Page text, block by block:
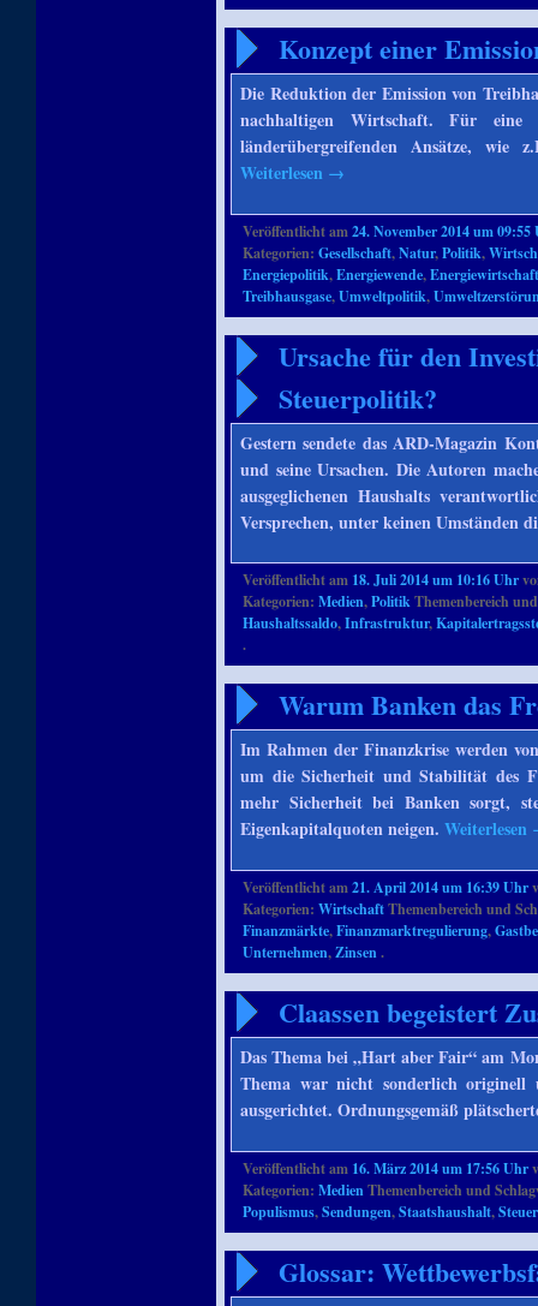
Konzept einer
Die Reduktion der Emission von
nachhaltigen Wirtschaft. Für eine
länderübergreifenden Ansätze,
Weiterlesen →
Veröffentlicht am24. November 2014 um 09:55
Kategorien:Gesellschaft,Natur,Politik,
Energiepolitik,Energiewende,
Treibhausgase,Umweltpolitik,
Ursache für den
Steuerpolitik?
Gestern sendete das ARD-Magazin
und seine Ursachen. Die Autoren
ausgeglichenen Haushalts
Versprechen, unter keinen Umständen
Veröffentlicht am 18. Juli 2014 um 10:16 Uhr
Kategorien:Medien,PolitikThemenbereich
Haushaltssaldo,Infrastruktur,
.
Warum Banken das
Im Rahmen der Finanzkrise werden
um die Sicherheit und Stabilität des
mehr Sicherheit bei Banken sorgt,
Eigenkapitalquoten neigen.Weiterlesen
Veröffentlicht am21. April 2014 um 16:39 Uhr
Kategorien:WirtschaftThemenbereich und
Finanzmärkte,Finanzmarktregulierung,
Unternehmen,Zinsen.
Claassen begeistert
Das Thema bei „Hart aber Fair“ am
Thema war nicht sonderlich originell
ausgerichtet. Ordnungsgemäß
Veröffentlicht am 16. März 2014 um 17:56 Uhr
Kategorien:MedienThemenbereich und
Populismus,Sendungen,Staatshaushalt,
Glossar: